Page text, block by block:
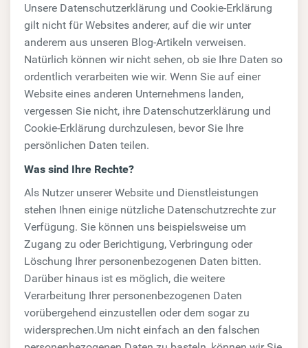
Unsere Datenschutzerklärung und Cookie-Erklärung
gilt nicht für Websites anderer, auf die wir unter
anderem aus unseren Blog-Artikeln verweisen.
Natürlich können wir nicht sehen, ob sie Ihre Daten so
ordentlich verarbeiten wie wir. Wenn Sie auf einer
Website eines anderen Unternehmens landen,
vergessen Sie nicht, ihre Datenschutzerklärung und
Cookie-Erklärung durchzulesen, bevor Sie Ihre
persönlichen Daten teilen.
Was sind Ihre Rechte?
Als Nutzer unserer Website und Dienstleistungen
stehen Ihnen einige nützliche Datenschutzrechte zur
Verfügung. Sie können uns beispielsweise um
Zugang zu oder Berichtigung, Verbringung oder
Löschung Ihrer personenbezogenen Daten bitten.
Darüber hinaus ist es möglich, die weitere
Verarbeitung Ihrer personenbezogenen Daten
vorübergehend einzustellen oder dem sogar zu
widersprechen.Um nicht einfach an den falschen